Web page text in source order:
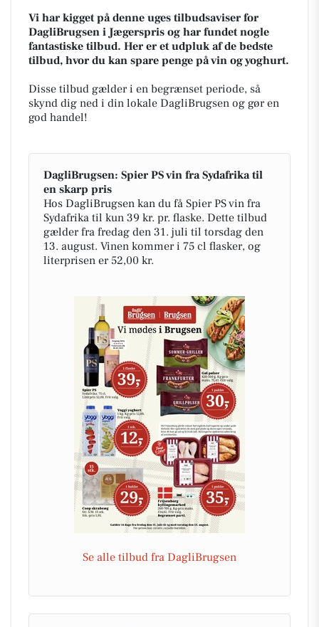
Vi har kigget på denne uges tilbudsaviser for
DagliBrugsen i Jægerspris og har fundet nogle
fantastiske tilbud. Her er et udpluk af de bedste
tilbud, hvor du kan spare penge på vin og yoghurt.
Disse tilbud gælder i en begrænset periode, så
skynd dig ned i din lokale DagliBrugsen og gør en
god handel!
DagliBrugsen: Spier PS vin fra Sydafrika til
en skarp pris
Hos DagliBrugsen kan du få Spier PS vin fra
Sydafrika til kun 39 kr. pr. flaske. Dette tilbud
gælder fra fredag den 31. juli til torsdag den
13. august. Vinen kommer i 75 cl flasker, og
literprisen er 52,00 kr.
Se alle tilbud fra DagliBrugsen